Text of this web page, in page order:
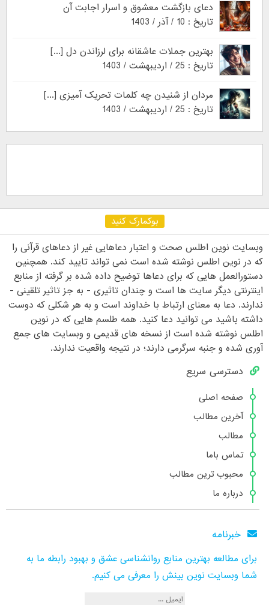
دعای بازگشت معشوق و اسرار اجابت آن
تاریخ : 10 / آذر / 1403
بهترین جملات عاشقانه برای لرزاندن دل [...]
تاریخ : 25 / اردیبهشت / 1403
مردان از شنیدن چه کلمات تحریک آمیزی [...]
تاریخ : 25 / اردیبهشت / 1403
بوکمارک کنید
وبسایت نوین اطلس صحت و اعتبار دعاهایی غیر از دعاهای قرآنی را
که در نوین اطلس نوشته شده است نمی تواند تایید کند. همچنین
دستورالعمل هایی که برای دعاها توضیح داده شده بر گرفته از منابع
اینترنتی دیگر سایت ها است و چندان تاثیری - به جز تاثیر تلقینی -
ندارند. دعا به معنای ارتباط با خداوند است و به هر شکلی که دوست
داشته باشید می توانید دعا کنید. همه طلسم هایی که در نوین
اطلس نوشته شده است از نسخه های قدیمی و وبسایت های جمع
آوری شده و جنبه سرگرمی دارند؛ در نتیجه واقعیت ندارند.
دسترسی سریع
صفحه اصلی
آخرین مطالب
مطالب
تماس باما
محبوب ترین مطالب
درباره ما
خبرنامه
برای مطالعه بهترین منابع روانشناسی عشق و بهبود رابطه ما به
شما وبسایت نوین بینش را معرفی می کنیم.